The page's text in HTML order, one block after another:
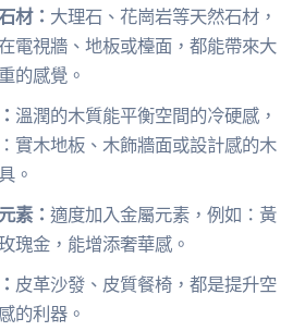
材： 大理石、花崗岩等天然石材，
電視牆、地板或檯面，都能帶來大
的感覺。
溫潤的木質能平衡空間的冷硬感，
實木地板、木飾牆面或設計感的木
。
素： 適度加入金屬元素，例如：黃
瑰金，能增添奢華感。
皮革沙發、皮質餐椅，都是提升空
的利器。